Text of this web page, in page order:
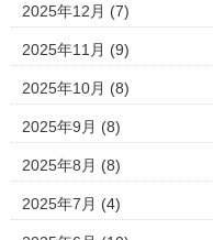
2025年12月 (7)
2025年11月 (9)
2025年10月 (8)
2025年9月 (8)
2025年8月 (8)
2025年7月 (4)